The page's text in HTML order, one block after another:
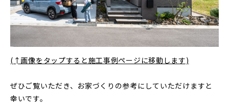
(↑画像をタップすると施工事例ページに移動します)
ぜひご覧いただき、お家づくりの参考にしていただけますと
幸いです。